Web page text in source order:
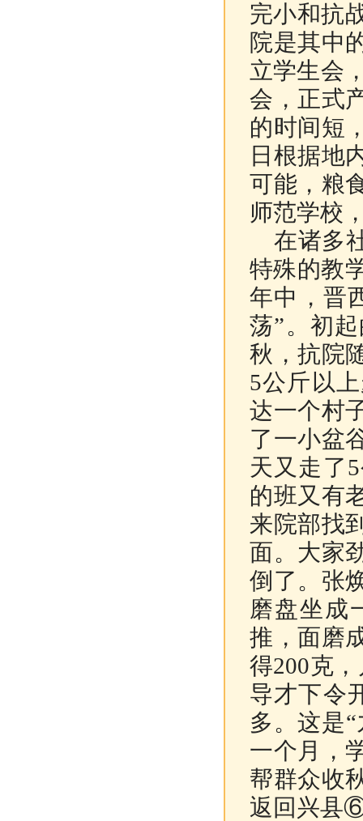
完小和抗
院是其中
立学生会
会，正式
的时间短
日根据地
可能，粮
师范学校
在诸多
特殊的教
年中，晋
荡”。初
秋，抗院
5公斤以
达一个村
了一小盆
天又走了5
的班又有
来院部找
面。大家
倒了。张
磨盘坐成
推，面磨
得200克
导才下令
多。这是
一个月，
帮群众收
返回兴县